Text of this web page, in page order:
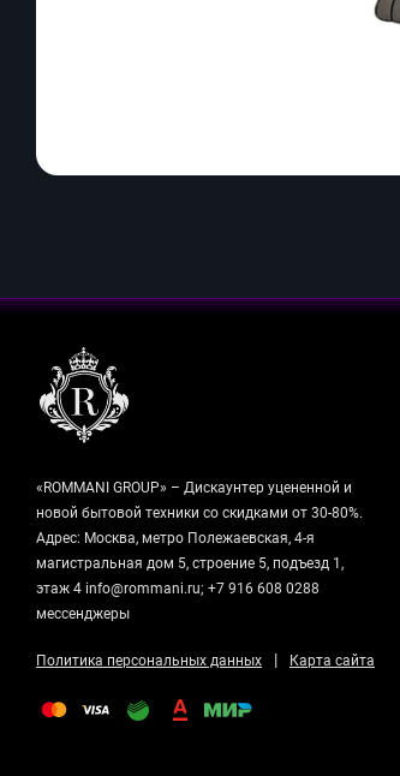
«ROMMANI GROUP» – Дискаунтер уцененной и
новой бытовой техники со скидками от 30-80%.
Адрес: Москва, метро Полежаевская, 4-я
магистральная дом 5, строение 5, подъезд 1,
этаж 4 info@rommani.ru; +7 916 608 0288
мессенджеры
Политика персональных данных | Карта сайта